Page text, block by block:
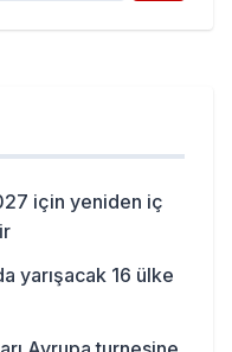
için yeniden iç
yarışacak 16 ülke